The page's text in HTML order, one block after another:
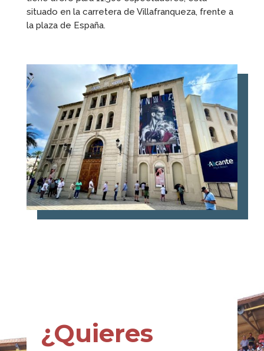
situado en la carretera de Villafranqueza, frente a
la plaza de España.
¿Quieres